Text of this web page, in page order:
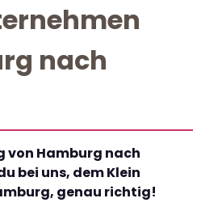
nach
von Hamburg nach
bei uns, dem Klein
genau richtig!